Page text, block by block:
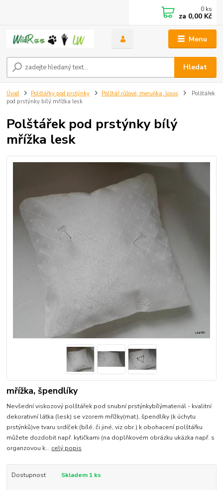
Menu
Hledat
0 ks
za 0,00 Kč
Úvod Polštářky pod prstýnky Polštář.růžové, meruňka, losos
Polštářek
pod prstýnky bílý mřížka lesk
Polštářek pod prstýnky bílý
mřížka lesk
mřížka, špendlíky
Nevšední viskozový polštářek pod snubní prstýnkybílýmateriál - kvalitní
dekorativní látka (lesk) se vzorem mřížky(mat), špendlíky (k úchytu
prstýnků)ve tvaru srdíček (bílé, či jiné, viz obr.) k obohacení polštářku
můžete dozdobit např. kytičkami (na doplňkovém obrázku ukázka např. s
organzovou k... celý popis
Dostupnost Skladem 1 ks